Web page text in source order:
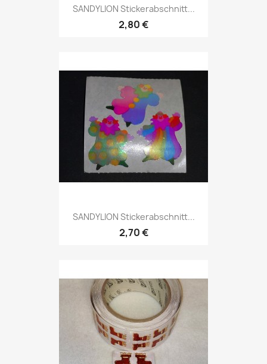
SANDYLION Stickerabschnitt...
2,80 €
SANDYLION Stickerabschnitt...
2,70 €